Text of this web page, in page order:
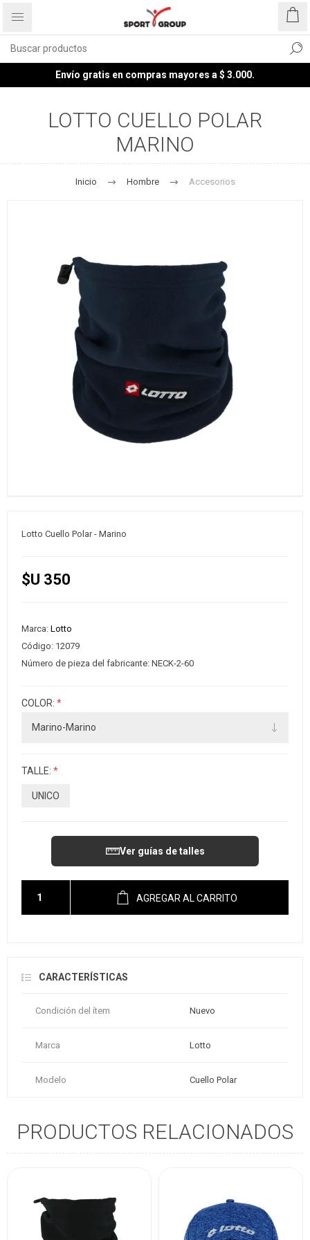
Envío gratis en compras mayores a $ 3.000.
LOTTO CUELLO POLAR
MARINO
Inicio Hombre Accesorios
Lotto Cuello Polar - Marino
$U 350
Marca: Lotto
Código: 12079
Número de pieza del fabricante: NECK-2-60
COLOR: *
TALLE: *
UNICO
Ver guías de talles
AGREGAR AL CARRITO
CARACTERÍSTICAS
Condición del ítem Nuevo
Marca Lotto
Modelo Cuello Polar
PRODUCTOS RELACIONADOS